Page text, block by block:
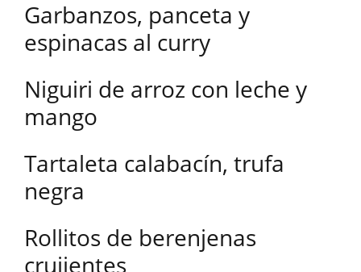
Garbanzos, panceta y
espinacas al curry
Niguiri de arroz con leche y
mango
Tartaleta calabacín, trufa
negra
Rollitos de berenjenas
crujientes